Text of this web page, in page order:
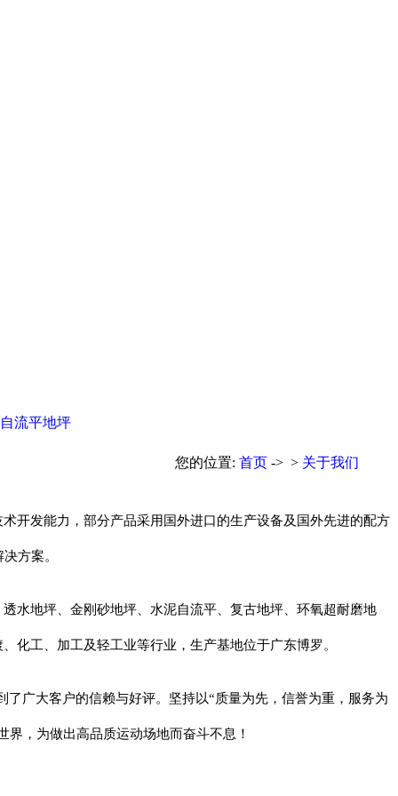
流平地坪
您的位置: 首页 -> > 关于我们
开发能力，部分产品采用国外进口的生产设备及国外先进的配方
方案。
水地坪、金刚砂地坪、水泥自流平、复古地坪、环氧超耐磨地
化工、加工及轻工业等行业，生产基地位于广东博罗。
广大客户的信赖与好评。坚持以“质量为先，信誉为重，服务为
，为做出高品质运动场地而奋斗不息！